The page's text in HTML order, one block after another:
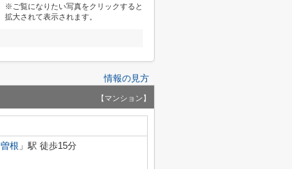
※ご覧になりたい写真をクリックすると
拡大されて表示されます。
情報の見方
【マンション】
曽根 」駅 徒歩15分